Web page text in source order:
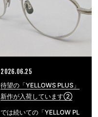
2026.06.25
待望の「YELLOWS PLUS」
新作が入荷しています②
では続いての「YELLOW PL